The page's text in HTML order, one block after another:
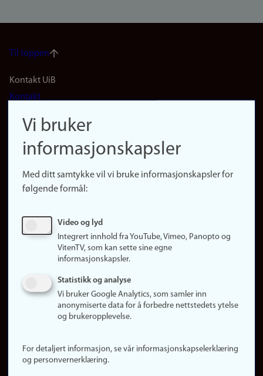
Til toppen
Footer
(no)
Kontakt UiB
Kontakt
Finn forsker
Presse
Finn studier
Ledige stillinger
Om nettstedet
Informasjonskapsler
Personvern
Vi bruker
informasjonskapsler
Med ditt samtykke vil vi bruke informasjonskapsler for
følgende formål:
Video og lyd
Integrert innhold fra YouTube, Vimeo, Panopto og
VitenTV, som kan sette sine egne
informasjonskapsler.
Statistikk og analyse
Vi bruker Google Analytics, som samler inn
anonymiserte data for å forbedre nettstedets ytelse
og brukeropplevelse.
For detaljert informasjon, se vår informasjonskapselerklæring
og personvernerklæring.